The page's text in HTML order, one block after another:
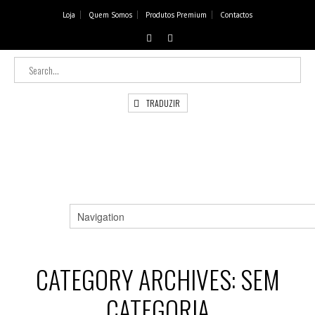
Loja Quem Somos Produtos Premium Contactos
TRADUZIR
CATEGORY ARCHIVES:SEM